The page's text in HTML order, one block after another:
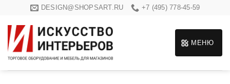
content
DESIGN@SHOPSART.RU +7 (495) 778-45-59
МЕНЮ